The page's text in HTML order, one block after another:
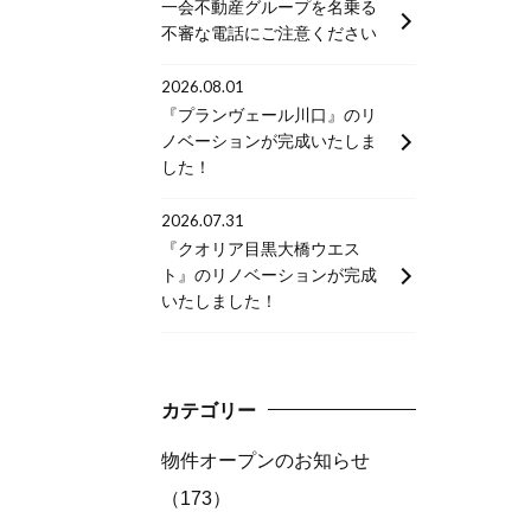
一会不動産グループを名乗る
不審な電話にご注意ください
2026.08.01
『プランヴェール川口』のリ
ノベーションが完成いたしま
した！
2026.07.31
『クオリア目黒大橋ウエス
ト』のリノベーションが完成
いたしました！
カテゴリー
物件オープンのお知らせ
（173）